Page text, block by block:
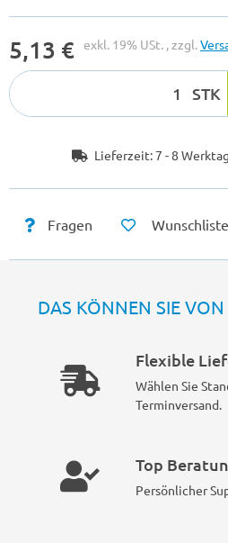
5,13 € exkl. 19% USt. , zzgl.
STK
Lieferzeit:7 - 8
Fragen Wunschliste
DAS KÖNNEN SIE
Flexible
Wählen Sie
Terminversand.
Top
Persönlicher